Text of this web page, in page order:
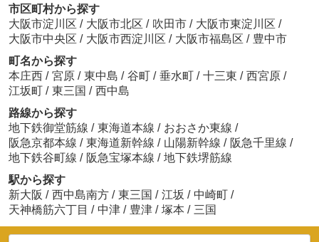
市区町村から探す
大阪市淀川区 / 大阪市北区 / 吹田市 / 大阪市東淀川区 /
大阪市中央区 / 大阪市西淀川区 / 大阪市福島区 / 豊中市
町名から探す
本庄西 / 宮原 / 東中島 / 谷町 / 垂水町 / 十三東 / 西宮原 /
江坂町 / 東三国 / 西中島
路線から探す
地下鉄御堂筋線 / 東海道本線 / おおさか東線 /
阪急京都本線 / 東海道新幹線 / 山陽新幹線 / 阪急千里線 /
地下鉄谷町線 / 阪急宝塚本線 / 地下鉄堺筋線
駅から探す
新大阪 / 西中島南方 / 東三国 / 江坂 / 中崎町 /
天神橋筋六丁目 / 中津 / 豊津 / 塚本 / 三国